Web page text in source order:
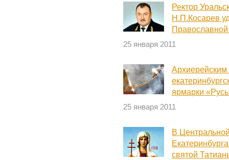
Ректор
Н.П.Косарев
25 января 2011
ярмарки
25 января 2011
В
святой